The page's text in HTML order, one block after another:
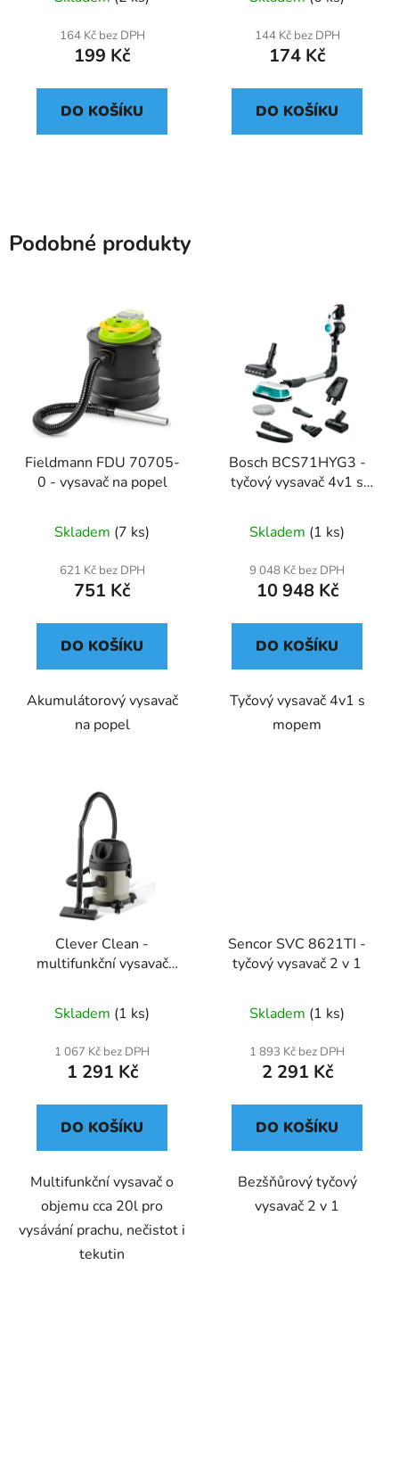
164 Kč bez DPH
199 Kč
DO KOŠÍKU
144 Kč bez DPH
174 Kč
DO KOŠÍKU
Podobné produkty
Fieldmann FDU 70705-
0 - vysavač na popel
Skladem (7 ks)
621 Kč bez DPH
751 Kč
DO KOŠÍKU
Akumulátorový vysavač
na popel
Bosch BCS71HYG3 -
tyčový vysavač 4v1 s
Skladem (1 ks)
9 048 Kč bez DPH
10 948 Kč
DO KOŠÍKU
Tyčový vysavač 4v1 s
mopem
Clever Clean -
multifunkční vysavač
Skladem (1 ks)
1 067 Kč bez DPH
1 291 Kč
DO KOŠÍKU
Multifunkční vysavač o
objemu cca 20l pro
vysávání prachu, nečistot i
tekutin
Sencor SVC 8621TI -
tyčový vysavač 2 v 1
Skladem (1 ks)
1 893 Kč bez DPH
2 291 Kč
DO KOŠÍKU
Bezšňůrový tyčový
vysavač 2 v 1